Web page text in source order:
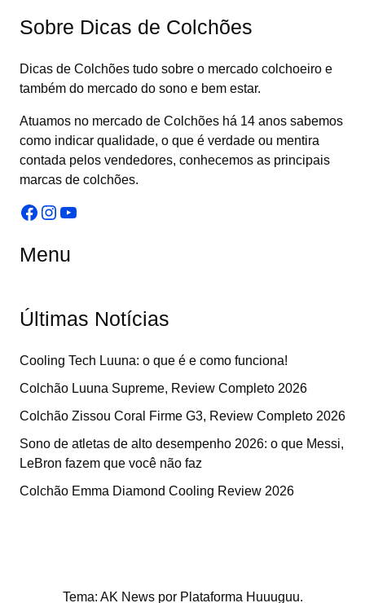
Sobre Dicas de Colchões
Dicas de Colchões tudo sobre o mercado colchoeiro e
também do mercado do sono e bem estar.
Atuamos no mercado de Colchões há 14 anos sabemos
como indicar qualidade, o que é verdade ou mentira
contada pelos vendedores, conhecemos as principais
marcas de colchões.
Facebook
Instagram
Youtube
Menu
Últimas Notícias
Cooling Tech Luuna: o que é e como funciona!
Colchão Luuna Supreme, Review Completo 2026
Colchão Zissou Coral Firme G3, Review Completo 2026
Sono de atletas de alto desempenho 2026: o que Messi,
LeBron fazem que você não faz
Colchão Emma Diamond Cooling Review 2026
Tema: AK News por Plataforma Huuuguu.